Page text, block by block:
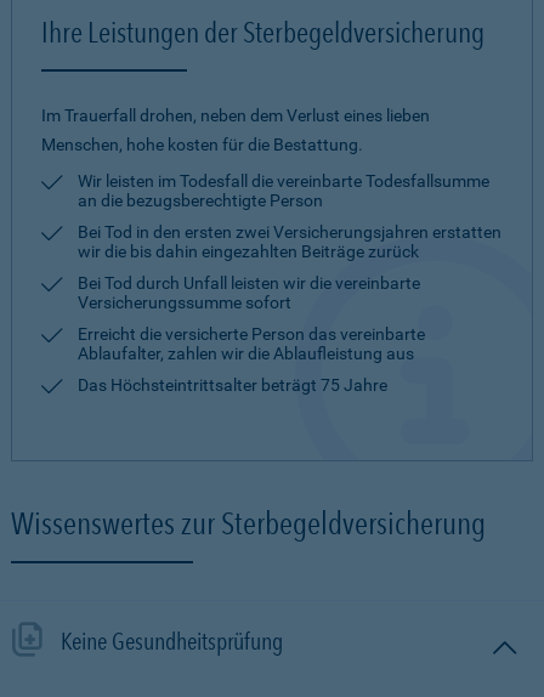
Ihre Leistungen der Sterbegeldversicherung
Im Trauerfall drohen, neben dem Verlust eines lieben
Menschen, hohe kosten für die Bestattung.
Wir leisten im Todesfall die vereinbarte Todesfallsumme
an die bezugsberechtigte Person
Bei Tod in den ersten zwei Versicherungsjahren erstatten
wir die bis dahin eingezahlten Beiträge zurück
Bei Tod durch Unfall leisten wir die vereinbarte
Versicherungssumme sofort
Erreicht die versicherte Person das vereinbarte
Ablaufalter, zahlen wir die Ablaufleistung aus
Das Höchsteintrittsalter beträgt 75 Jahre
Wissenswertes zur Sterbegeldversicherung
Keine Gesundheitsprüfung